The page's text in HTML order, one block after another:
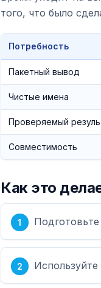
того, что было
Потребность
Пакетный вывод
Чистые имена
Проверяемый
Совместимость
Как это